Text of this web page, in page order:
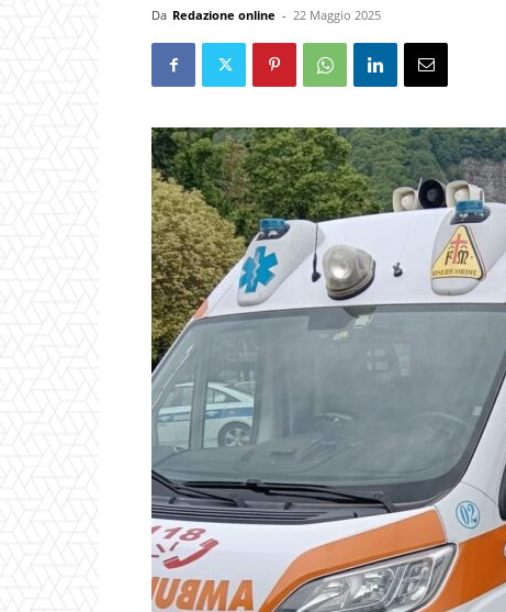
Da Redazione online - 22 Maggio 2025